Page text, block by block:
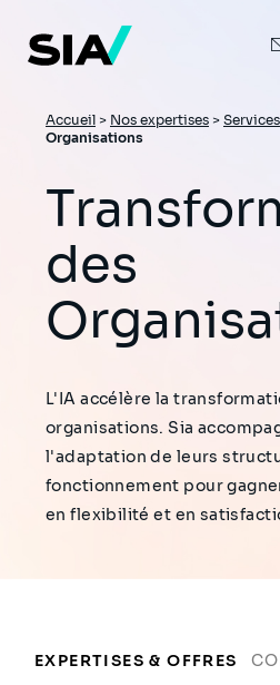
contenu
principal
Fil
d'Ariane
Accueil > Nos expertises > Services
Organisations
Transformation
des
L'IA accélère la
organisations. Sia
l'adaptation de leurs
fonctionnement pour
en flexibilité et en
EXPERTISES & OFFRES